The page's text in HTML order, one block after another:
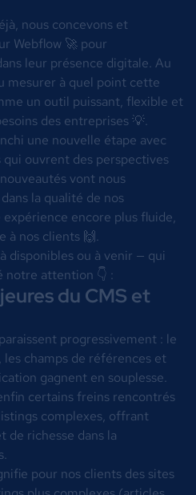
nous concevons et
Webflow 🚀 pour
leur présence digitale. Au
mesurer à quel point cette
un outil puissant, flexible et
des entreprises 💡.
une nouvelle étape avec
ouvrent des perspectives
vont nous
la qualité de nos
encore plus fluide,
à nos clients 🙌.
disponibles ou à venir — qui
attention 👇 :
du CMS et
progressivement : le
champs de références et
gagnent en souplesse.
certains freins rencontrés
complexes, offrant
de richesse dans la
pour nos clients des sites